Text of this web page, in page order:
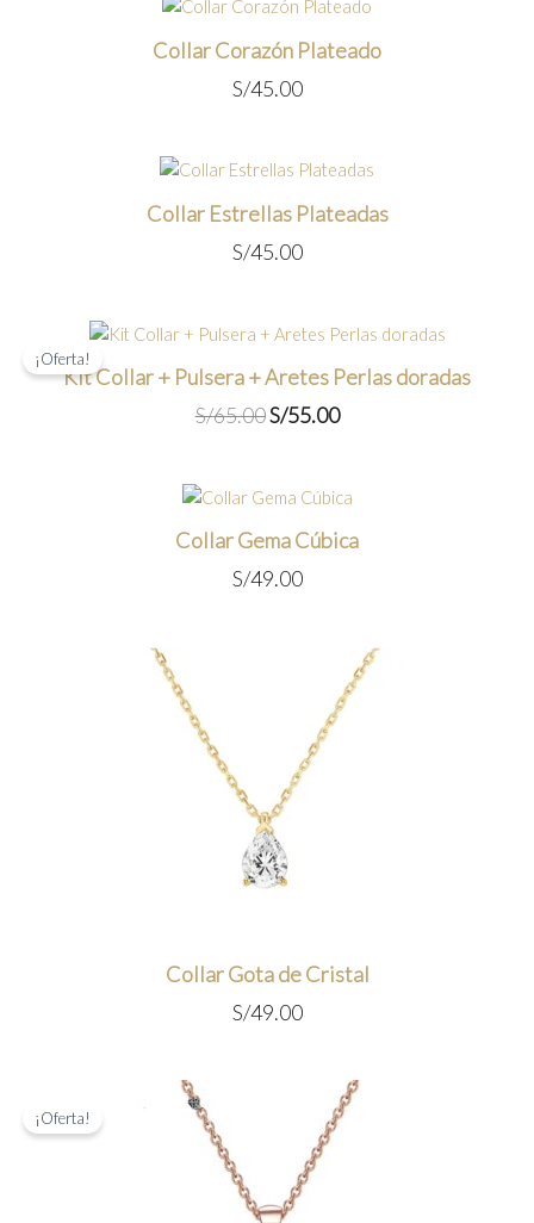
Collar Corazón Plateado
S/45.00
Collar Estrellas Plateadas
S/45.00
¡Oferta!
Kit Collar + Pulsera + Aretes Perlas doradas
S/65.00El
era:
S/55.00El
es:
Collar Gema Cúbica
S/49.00
Collar Gota de Cristal
S/49.00
¡Oferta!